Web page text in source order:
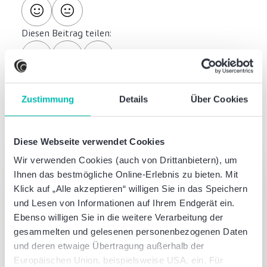
Zustimmung Details Über Cookies
Diese Webseite verwendet Cookies
Wir verwenden Cookies (auch von Drittanbietern), um
Ihnen das bestmögliche Online-Erlebnis zu bieten. Mit
Klick auf „Alle akzeptieren“ willigen Sie in das Speichern
und Lesen von Informationen auf Ihrem Endgerät ein.
Ebenso willigen Sie in die weitere Verarbeitung der
gesammelten und gelesenen personenbezogenen Daten
und deren etwaige Übertragung außerhalb der
Europäischen Union, beispielsweise USA, ein. Für
Diesen Beitrag teilen:
Was können wir für Sie tun?
Sprechen Sie mit uns – einfach unverbindlich
Jetzt Kontakt aufnehmen